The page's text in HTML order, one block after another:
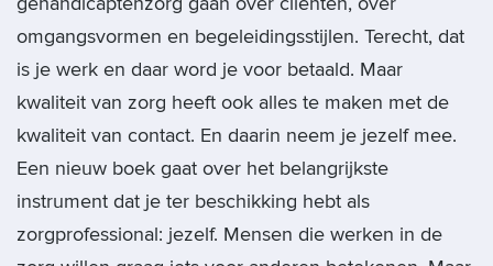
omgangsvormen en begeleidingsstijlen. Terecht, dat
is je werk en daar word je voor betaald. Maar
kwaliteit van zorg heeft ook alles te maken met de
kwaliteit van contact. En daarin neem je jezelf mee.
Een nieuw boek gaat over het belangrijkste
instrument dat je ter beschikking hebt als
zorgprofessional: jezelf. Mensen die werken in de